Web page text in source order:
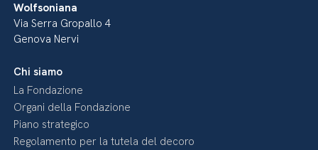
Wolfsoniana
Via Serra Gropallo 4
Genova Nervi
Chi siamo
La Fondazione
Organi della Fondazione
Piano strategico
Regolamento per la tutela del decoro